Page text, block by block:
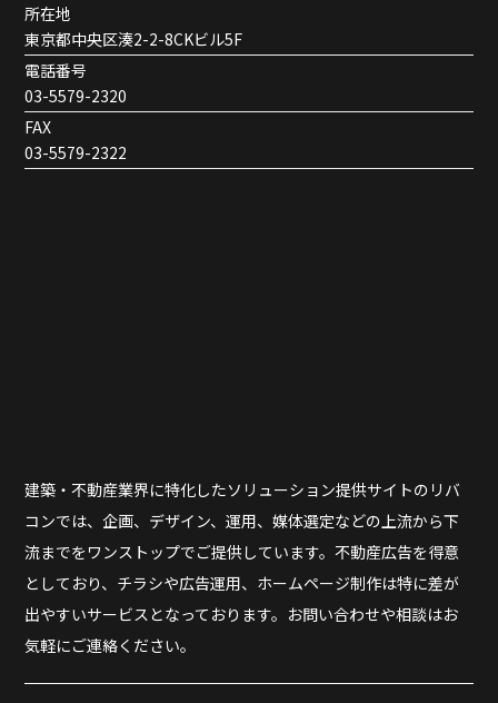
所在地
東京都中央区湊2-2-8CKビル5F
電話番号
03-5579-2320
FAX
03-5579-2322
建築・不動産業界に特化したソリューション提供サイトのリバ
コンでは、企画、デザイン、運用、媒体選定などの上流から下
流までをワンストップでご提供しています。不動産広告を得意
としており、チラシや広告運用、ホームページ制作は特に差が
出やすいサービスとなっております。お問い合わせや相談はお
気軽にご連絡ください。